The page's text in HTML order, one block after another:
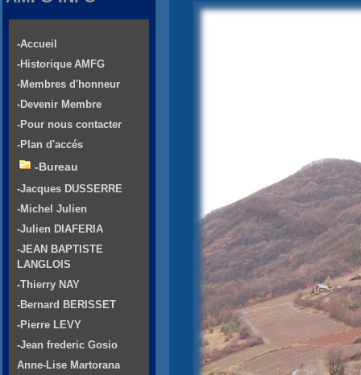
-Accueil
-Historique AMFG
-Membres d'honneur
-Devenir Membre
-Pour nous contacter
-Plan d'accés
-Bureau
-Jacques DUSSERRE
-Michel Julien
-Julien DIAFERIA
-JEAN BAPTISTE
LANGLOIS
-Thierry NAY
-Bernard BERISSET
-Pierre LEVY
-Jean frederic Gosio
Anne-Lise Martorana